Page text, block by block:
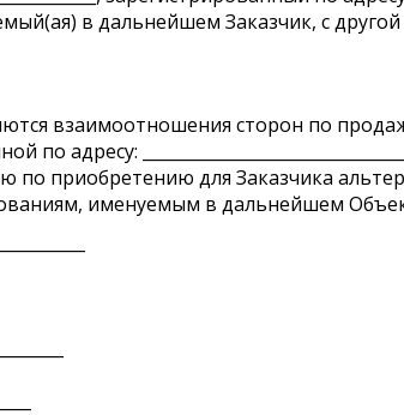
в дальнейшем Заказчик, с
взаимоотношения сторон по
по адресу:
по приобретению для Заказчика
именуемым в дальнейшем